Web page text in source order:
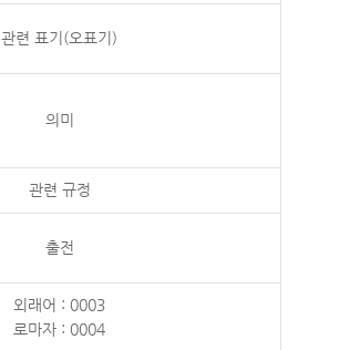
관련 표기(오표기)
의미
관련 규정
출전
외래어 : 0003
로마자 : 0004